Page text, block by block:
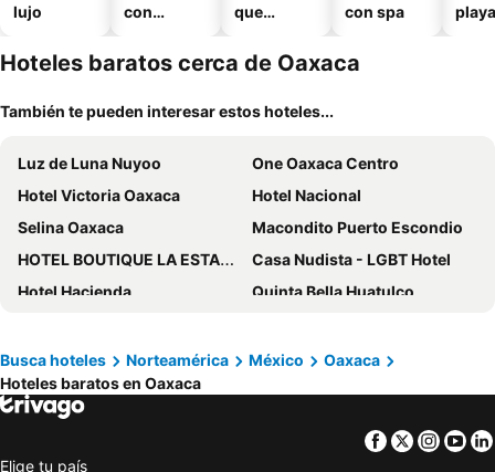
lujo
con
que
mascotas
con spa
playa
Hoteles baratos cerca de Oaxaca
También te pueden interesar estos hoteles...
Luz de Luna Nuyoo
One Oaxaca Centro
Hotel Victoria Oaxaca
Hotel Nacional
Selina Oaxaca
Macondito Puerto Escondio
HOTEL BOUTIQUE LA ESTACION
Casa Nudista - LGBT Hotel
Hotel Hacienda
Quinta Bella Huatulco
Hotel Esperanza Oaxaca Centro
Naked Hotel Zipolite
Nílu Puerto Escondido by Selina
Fiesta Inn Oaxaca
Hotel Marina Resort & Beach Club Huatulco
Busca hoteles Norteamérica México
Oaxaca
Hoteles baratos en Oaxaca
Facebook
Twitter
Elige tu país